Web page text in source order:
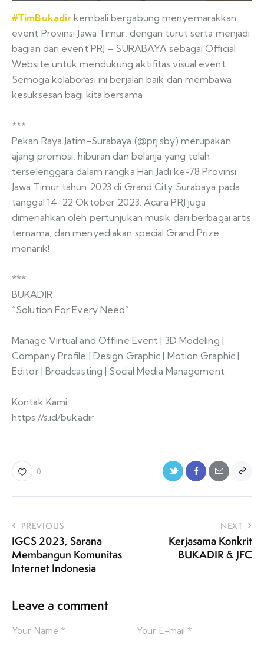
#TimBukadir kembali bergabung menyemarakkan
event Provinsi Jawa Timur, dengan turut serta menjadi
bagian dari event PRJ – SURABAYA sebagai Official
Website untuk mendukung aktifitas visual event.
Semoga kolaborasi ini berjalan baik dan membawa
kesuksesan bagi kita bersama
***
Pekan Raya Jatim-Surabaya (@prj.sby) merupakan
ajang promosi, hiburan dan belanja yang telah
terselenggara dalam rangka Hari Jadi ke-78 Provinsi
Jawa Timur tahun 2023 di Grand City Surabaya pada
tanggal 14-22 Oktober 2023. Acara PRJ juga
dimeriahkan oleh pertunjukan musik dari berbagai artis
ternama, dan menyediakan special Grand Prize
menarik!
***
BUKADIR
“Solution For Every Need”
Manage Virtual and Offline Event | 3D Modeling |
Company Profile | Design Graphic | Motion Graphic |
Editor | Broadcasting | Social Media Management
Kontak Kami:
https://s.id/bukadir
0
PREVIOUS
IGCS 2023, Sarana
Membangun Komunitas
Internet Indonesia
NEXT
Kerjasama Konkrit
BUKADIR & JFC
Leave a comment